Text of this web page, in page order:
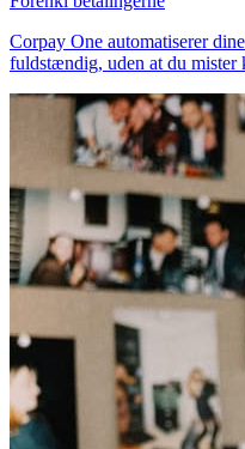
Corpay One automatiserer
fuldstændig, uden at du mister